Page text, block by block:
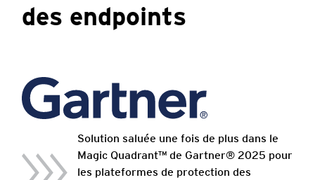
des endpoints
Solution saluée une fois de plus dans le
Magic Quadrant™ de Gartner® 2025 pour
les plateformes de protection des